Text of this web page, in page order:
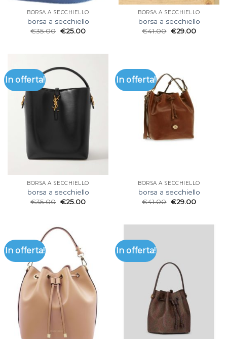
BORSA A SECCHIELLO
borsa a secchiello
€35.00 €25.00
BORSA A SECCHIELLO
borsa a secchiello
€41.00 €29.00
In offerta!
BORSA A SECCHIELLO
borsa a secchiello
€35.00 €25.00
In offerta!
BORSA A SECCHIELLO
borsa a secchiello
€41.00 €29.00
In offerta! In offerta!